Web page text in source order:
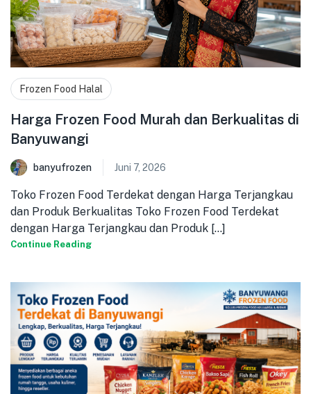
(Pages )
Frozen Food Halal
Harga Frozen Food Murah dan Berkualitas di
Banyuwangi
banyufrozen Juni 7, 2026
Toko Frozen Food Terdekat dengan Harga Terjangkau
dan Produk Berkualitas Toko Frozen Food Terdekat
dengan Harga Terjangkau dan Produk [...]
Continue Reading